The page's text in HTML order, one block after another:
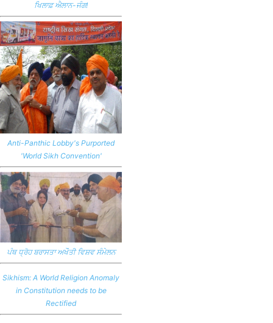
ਖਿਲਾਫ਼ ਐਲਾਨ-ਜੰਗ!
Anti-Panthic Lobby's Purported
'World Sikh Convention'
ਪੰਥ ਧ੍ਰੋਹ ਬਰਾਸਤਾ ਅਖੌਤੀ ਵਿਸ਼ਵ ਸੰਮੇਲਨ
Sikhism: A World Religion Anomaly
in Constitution needs to be
Rectified